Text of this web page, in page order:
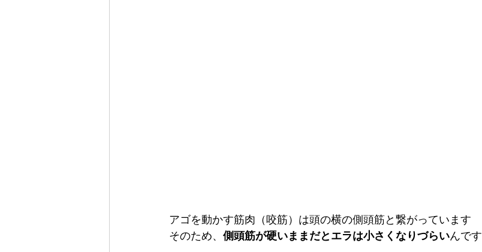
アゴを動かす筋肉（咬筋）は頭の横の側頭筋と繋がっています
そのため、 側頭筋が硬いままだとエラは小さくなりづらいんです